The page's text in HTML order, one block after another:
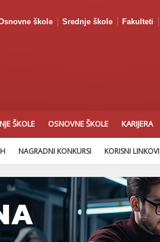
škole Srednje škole Fakulteti
ŠKOLE OSNOVNE ŠKOLE KARIJERA
NAGRADNI KONKURSI KORISNI LINKOVI